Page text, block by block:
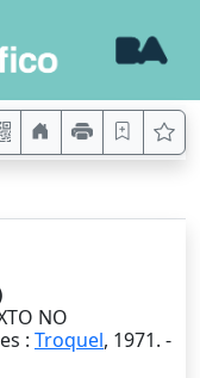
NO
: Troquel, 1971. -